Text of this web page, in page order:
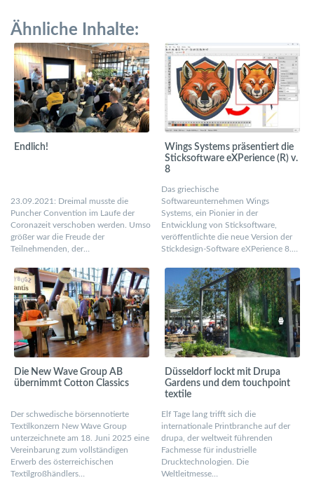
Ähnliche Inhalte:
Endlich!
23.09.2021: Dreimal musste die
Puncher Convention im Laufe der
Coronazeit verschoben werden. Umso
größer war die Freude der
Teilnehmenden, der…
Wings Systems präsentiert die
Sticksoftware eXPerience (R) v.
8
Das griechische
Softwareunternehmen Wings
Systems, ein Pionier in der
Entwicklung von Sticksoftware,
veröffentlichte die neue Version der
Stickdesign-Software eXPerience 8.…
Die New Wave Group AB
übernimmt Cotton Classics
Der schwedische börsennotierte
Textilkonzern New Wave Group
unterzeichnete am 18. Juni 2025 eine
Vereinbarung zum vollständigen
Erwerb des österreichischen
Textilgroßhändlers…
Düsseldorf lockt mit Drupa
Gardens und dem touchpoint
textile
Elf Tage lang trifft sich die
internationale Printbranche auf der
drupa, der weltweit führenden
Fachmesse für industrielle
Drucktechnologien. Die
Weltleitmesse…